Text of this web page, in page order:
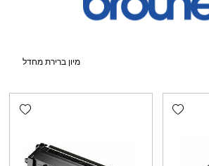
Add wishlist